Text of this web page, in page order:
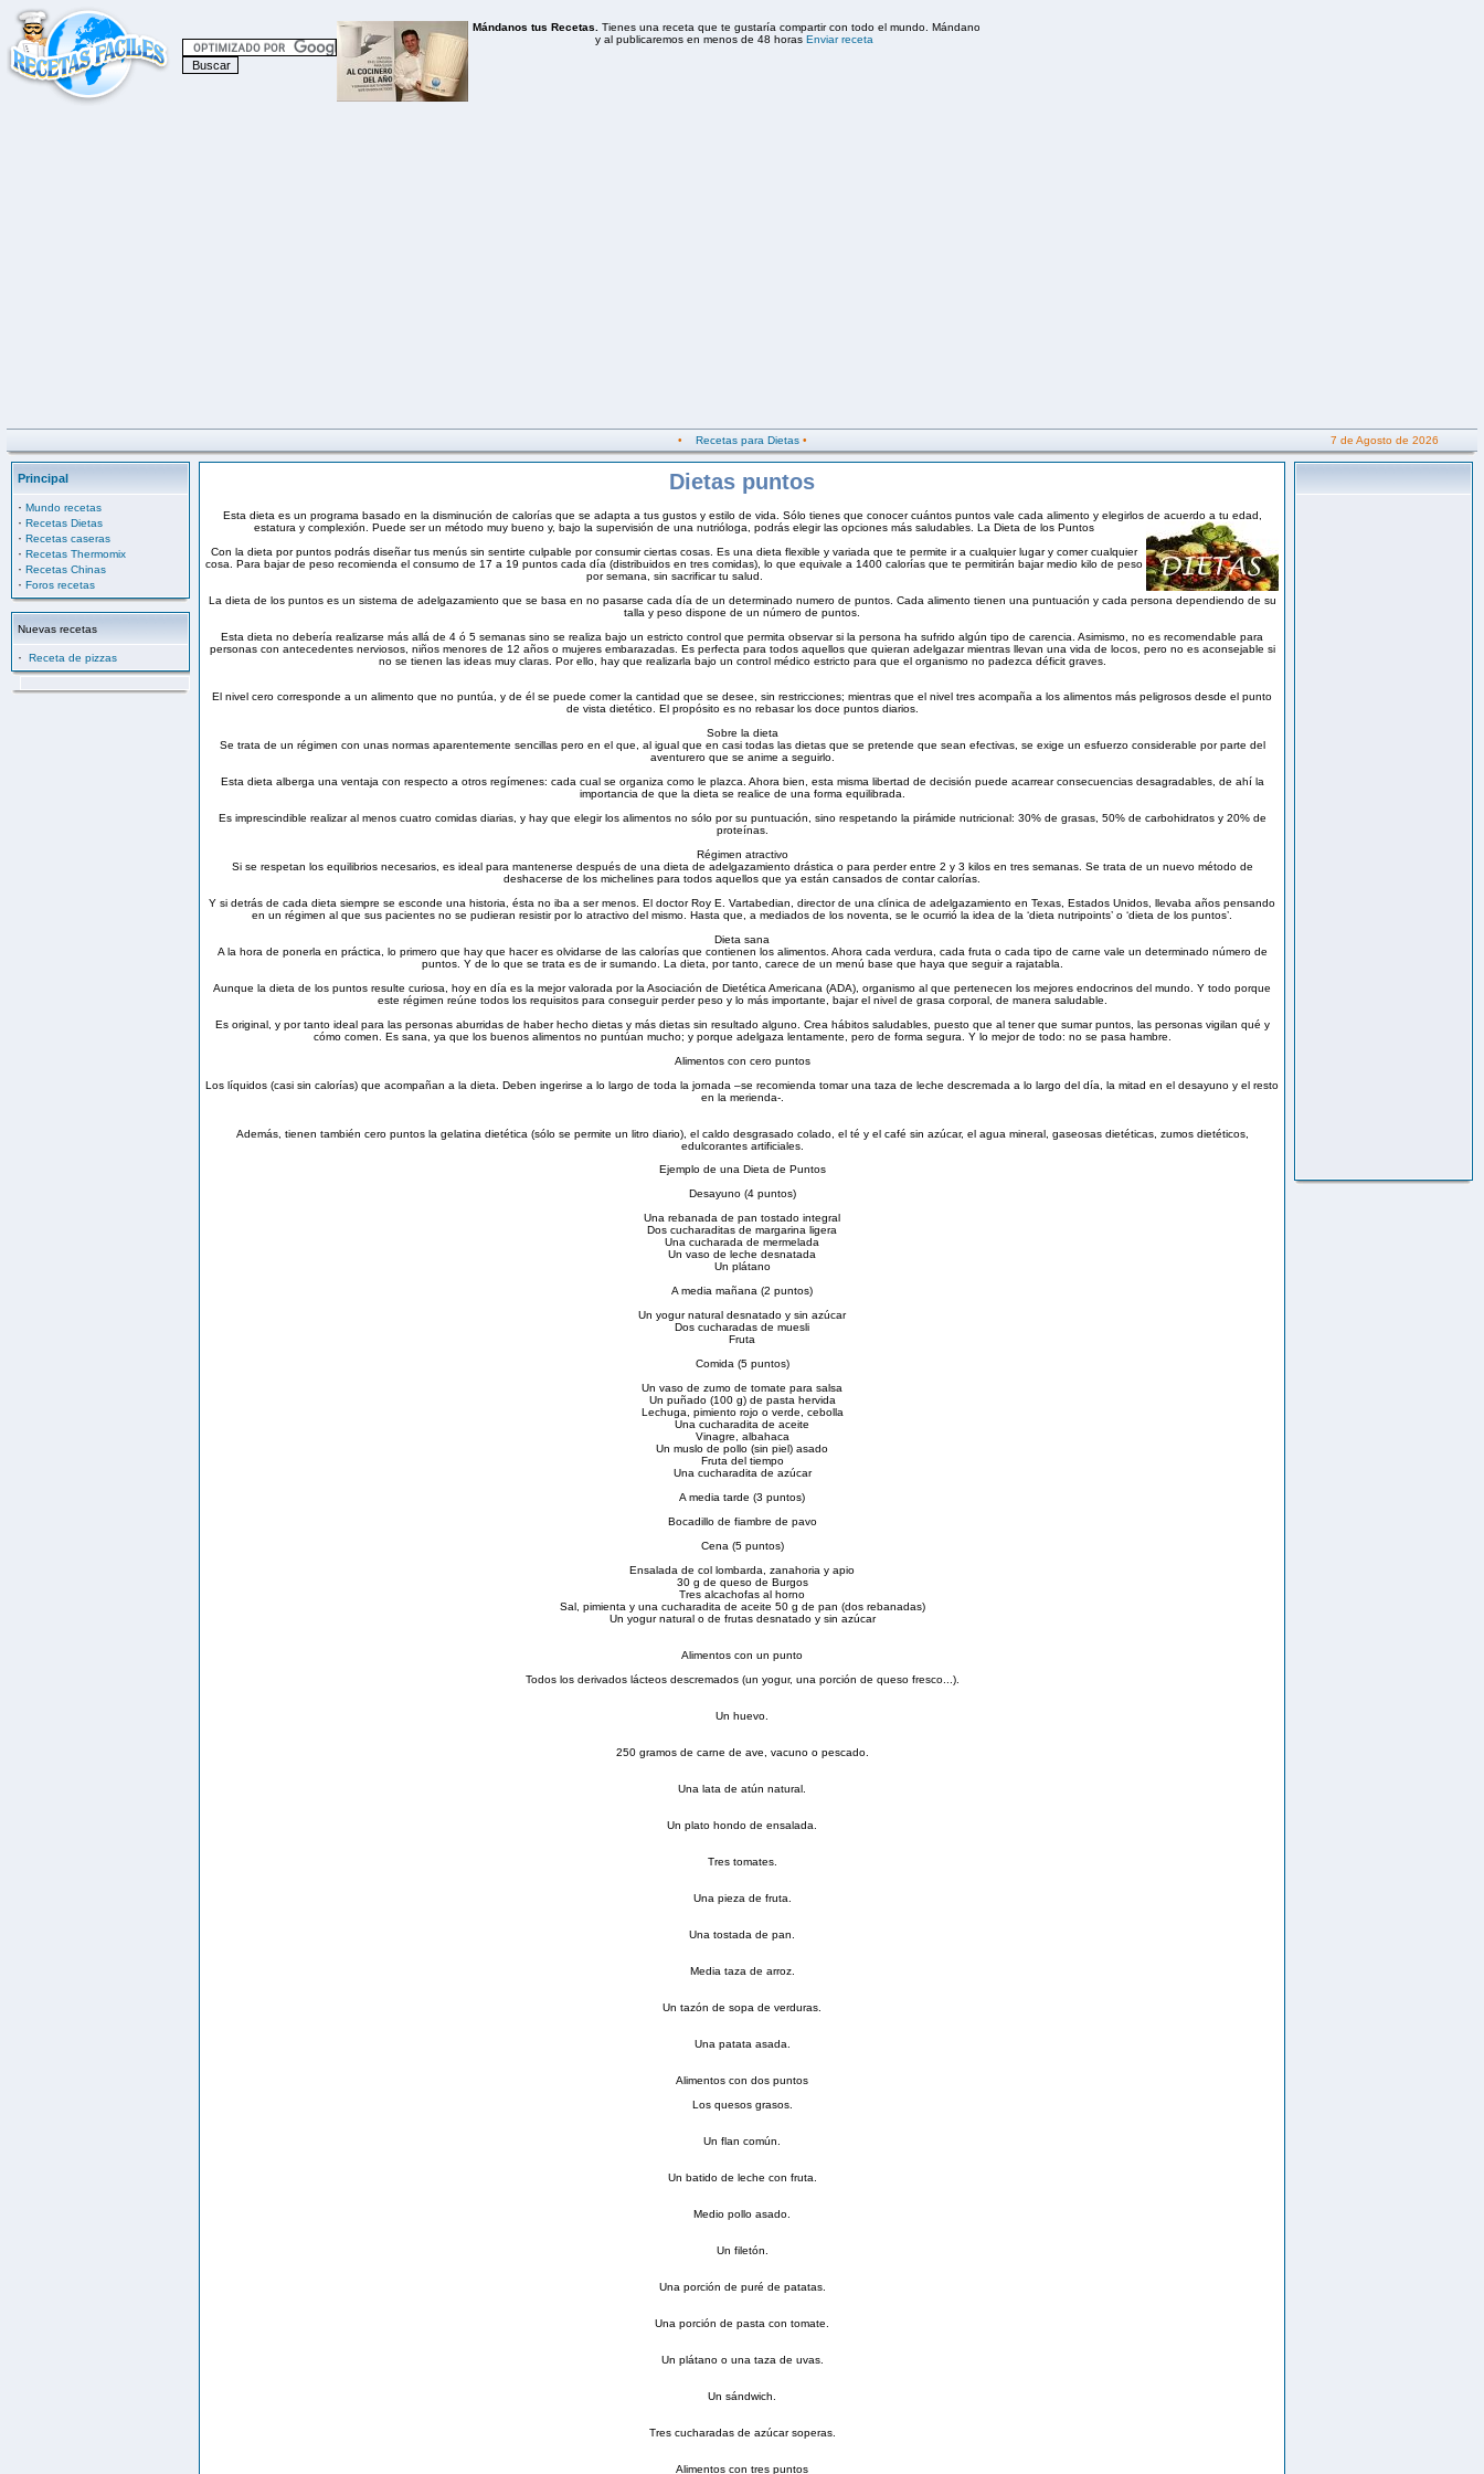
• Recetas para Dietas• 7 de Agosto de 2026
Principal
· Mundo recetas
· Recetas Dietas
· Recetas caseras
· Recetas Thermomix
· Recetas Chinas
· Foros recetas
Nuevas recetas
· Receta de pizzas
Dietas puntos
Esta dieta es un programa basado en la disminución de calorías que se adapta a tus gustos y estilo de vida. Sólo tienes que conocer cuántos puntos vale cada alimento y elegirlos de acuerdo a tu edad,
estatura y complexión. Puede ser un método muy bueno y, bajo la supervisión de una nutrióloga, podrás elegir las opciones más saludables. La Dieta de los Puntos
Con la dieta por puntos podrás diseñar tus menús sin sentirte culpable por consumir ciertas cosas. Es una dieta flexible y variada que te permite ir a cualquier lugar y comer cualquier
cosa. Para bajar de peso recomienda el consumo de 17 a 19 puntos cada día (distribuidos en tres comidas), lo que equivale a 1400 calorías que te permitirán bajar medio kilo de peso
por semana, sin sacrificar tu salud.
La dieta de los puntos es un sistema de adelgazamiento que se basa en no pasarse cada día de un determinado numero de puntos. Cada alimento tienen una puntuación y cada persona dependiendo de su
talla y peso dispone de un número de puntos.
Esta dieta no debería realizarse más allá de 4 ó 5 semanas sino se realiza bajo un estricto control que permita observar si la persona ha sufrido algún tipo de carencia. Asimismo, no es recomendable para
personas con antecedentes nerviosos, niños menores de 12 años o mujeres embarazadas. Es perfecta para todos aquellos que quieran adelgazar mientras llevan una vida de locos, pero no es aconsejable si
no se tienen las ideas muy claras. Por ello, hay que realizarla bajo un control médico estricto para que el organismo no padezca déficit graves.
El nivel cero corresponde a un alimento que no puntúa, y de él se puede comer la cantidad que se desee, sin restricciones; mientras que el nivel tres acompaña a los alimentos más peligrosos desde el punto
de vista dietético. El propósito es no rebasar los doce puntos diarios.
Sobre la dieta
Se trata de un régimen con unas normas aparentemente sencillas pero en el que, al igual que en casi todas las dietas que se pretende que sean efectivas, se exige un esfuerzo considerable por parte del
aventurero que se anime a seguirlo.
Esta dieta alberga una ventaja con respecto a otros regímenes: cada cual se organiza como le plazca. Ahora bien, esta misma libertad de decisión puede acarrear consecuencias desagradables, de ahí la
importancia de que la dieta se realice de una forma equilibrada.
Es imprescindible realizar al menos cuatro comidas diarias, y hay que elegir los alimentos no sólo por su puntuación, sino respetando la pirámide nutricional: 30% de grasas, 50% de carbohidratos y 20% de
proteínas.
Régimen atractivo
Si se respetan los equilibrios necesarios, es ideal para mantenerse después de una dieta de adelgazamiento drástica o para perder entre 2 y 3 kilos en tres semanas. Se trata de un nuevo método de
deshacerse de los michelines para todos aquellos que ya están cansados de contar calorías.
Y si detrás de cada dieta siempre se esconde una historia, ésta no iba a ser menos. El doctor Roy E. Vartabedian, director de una clínica de adelgazamiento en Texas, Estados Unidos, llevaba años pensando
en un régimen al que sus pacientes no se pudieran resistir por lo atractivo del mismo. Hasta que, a mediados de los noventa, se le ocurrió la idea de la ‘dieta nutripoints’ o ‘dieta de los puntos’.
Dieta sana
A la hora de ponerla en práctica, lo primero que hay que hacer es olvidarse de las calorías que contienen los alimentos. Ahora cada verdura, cada fruta o cada tipo de carne vale un determinado número de
puntos. Y de lo que se trata es de ir sumando. La dieta, por tanto, carece de un menú base que haya que seguir a rajatabla.
Aunque la dieta de los puntos resulte curiosa, hoy en día es la mejor valorada por la Asociación de Dietética Americana (ADA), organismo al que pertenecen los mejores endocrinos del mundo. Y todo porque
este régimen reúne todos los requisitos para conseguir perder peso y lo más importante, bajar el nivel de grasa corporal, de manera saludable.
Es original, y por tanto ideal para las personas aburridas de haber hecho dietas y más dietas sin resultado alguno. Crea hábitos saludables, puesto que al tener que sumar puntos, las personas vigilan qué y
cómo comen. Es sana, ya que los buenos alimentos no puntúan mucho; y porque adelgaza lentamente, pero de forma segura. Y lo mejor de todo: no se pasa hambre.
Alimentos con cero puntos
Los líquidos (casi sin calorías) que acompañan a la dieta. Deben ingerirse a lo largo de toda la jornada –se recomienda tomar una taza de leche descremada a lo largo del día, la mitad en el desayuno y el resto
en la merienda-.
Además, tienen también cero puntos la gelatina dietética (sólo se permite un litro diario), el caldo desgrasado colado, el té y el café sin azúcar, el agua mineral, gaseosas dietéticas, zumos dietéticos,
edulcorantes artificiales.
Ejemplo de una Dieta de Puntos
Desayuno (4 puntos)
Una rebanada de pan tostado integral
Dos cucharaditas de margarina ligera
Una cucharada de mermelada
Un vaso de leche desnatada
Un plátano
A media mañana (2 puntos)
Un yogur natural desnatado y sin azúcar
Dos cucharadas de muesli
Fruta
Comida (5 puntos)
Un vaso de zumo de tomate para salsa
Un puñado (100 g) de pasta hervida
Lechuga, pimiento rojo o verde, cebolla
Una cucharadita de aceite
Vinagre, albahaca
Un muslo de pollo (sin piel) asado
Fruta del tiempo
Una cucharadita de azúcar
A media tarde (3 puntos)
Bocadillo de fiambre de pavo
Cena (5 puntos)
Ensalada de col lombarda, zanahoria y apio
30 g de queso de Burgos
Tres alcachofas al horno
Sal, pimienta y una cucharadita de aceite 50 g de pan (dos rebanadas)
Un yogur natural o de frutas desnatado y sin azúcar
Alimentos con un punto
Todos los derivados lácteos descremados (un yogur, una porción de queso fresco...).
Un huevo.
250 gramos de carne de ave, vacuno o pescado.
Una lata de atún natural.
Un plato hondo de ensalada.
Tres tomates.
Una pieza de fruta.
Una tostada de pan.
Media taza de arroz.
Un tazón de sopa de verduras.
Una patata asada.
Alimentos con dos puntos
Los quesos grasos.
Un flan común.
Un batido de leche con fruta.
Medio pollo asado.
Un filetón.
Una porción de puré de patatas.
Una porción de pasta con tomate.
Un plátano o una taza de uvas.
Un sándwich.
Tres cucharadas de azúcar soperas.
Alimentos con tres puntos